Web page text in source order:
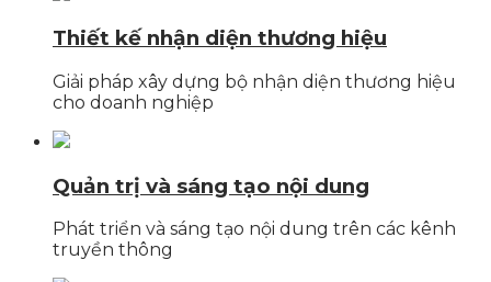
Thiết kế nhận diện thương hiệu
Giải pháp xây dựng bộ nhận diện thương hiệu
cho doanh nghiệp
Quản trị và sáng tạo nội dung
Phát triển và sáng tạo nội dung trên các kênh
truyền thông